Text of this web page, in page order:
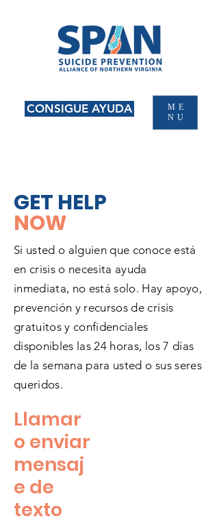
CONSIGUE AYUDA
ME
NU
GET HELP
NOW
Si usted o alguien que conoce está
en crisis o necesita ayuda
inmediata, no está solo. Hay apoyo,
prevención y recursos de crisis
gratuitos y confidenciales
disponibles las 24 horas, los 7 días
de la semana para usted o sus seres
queridos.
Llamar
o enviar
mensaj
e de
texto